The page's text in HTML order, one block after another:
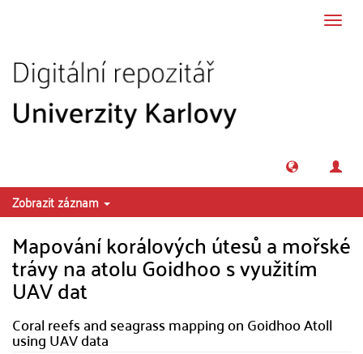
Zobrazit záznam
Mapování korálových útesů a mořské
trávy na atolu Goidhoo s využitím
UAV dat
Coral reefs and seagrass mapping on Goidhoo Atoll
using UAV data